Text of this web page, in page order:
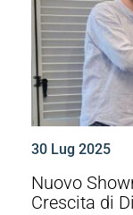
30 Lug 2025
Nuovo
Crescita di